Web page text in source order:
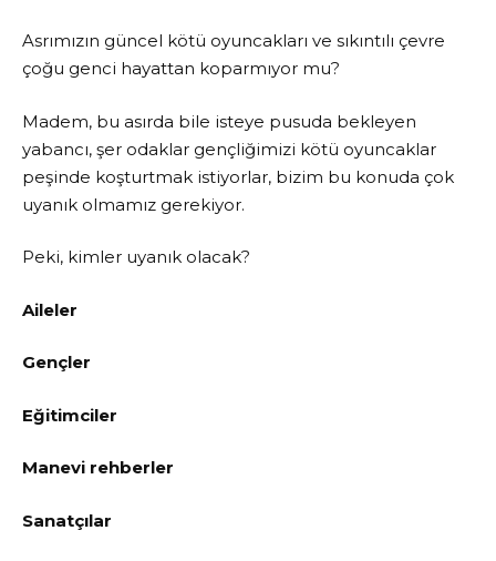
Asrımızın güncel kötü oyuncakları ve sıkıntılı çevre
çoğu genci hayattan koparmıyor mu?
Madem, bu asırda bile isteye pusuda bekleyen
yabancı, şer odaklar gençliğimizi kötü oyuncaklar
peşinde koşturtmak istiyorlar, bizim bu konuda çok
uyanık olmamız gerekiyor.
Peki, kimler uyanık olacak?
Aileler
Gençler
Eğitimciler
Manevi rehberler
Sanatçılar